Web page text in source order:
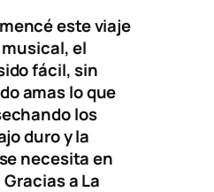
este viaje
el
fácil, sin
amas lo que
los
duro y la
necesita en
a La